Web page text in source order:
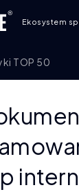
Ekosystem
TOP 50